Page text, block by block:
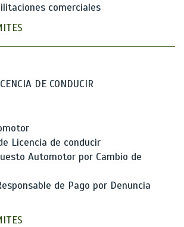
comerciales
DE CONDUCIR
Licencia de conducir
Automotor por Cambio de
de Pago por Denuncia